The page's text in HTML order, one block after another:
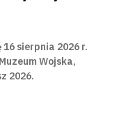
sierpnia 2026 r.
Wojska,
2026.